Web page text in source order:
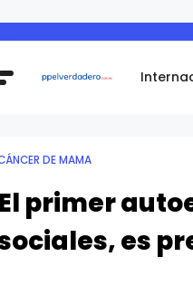
DE MAMA
El primer
es